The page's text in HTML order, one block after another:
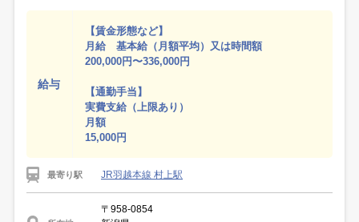
給与
【賃金形態など】
月給 基本給（月額平均）又は時間額
200,000円〜336,000円
【通勤手当】
実費支給（上限あり）
月額
15,000円
最寄り駅 JR羽越本線 村上駅
〒958-0854